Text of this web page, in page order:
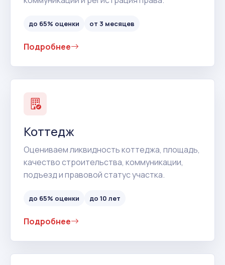
до 65% оценки от 3 месяцев
Подробнее
Коттедж
Оцениваем ликвидность коттеджа, площадь,
качество строительства, коммуникации,
подъезд и правовой статус участка.
до 65% оценки до 10 лет
Подробнее